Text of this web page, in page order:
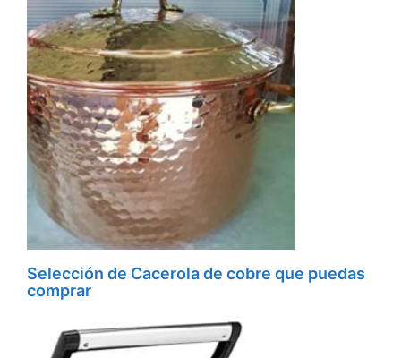
Selección de Cacerola de cobre que puedas
comprar